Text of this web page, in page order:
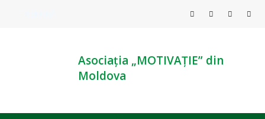
Asociația „MOTIVAȚIE” din
Moldova